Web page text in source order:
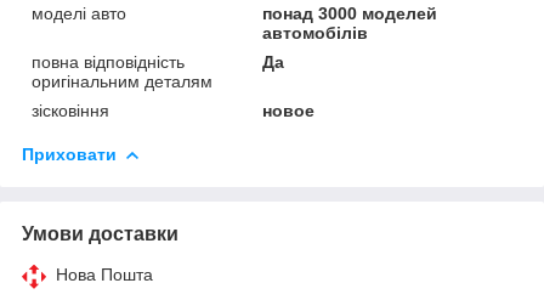
моделі авто
понад 3000 моделей
автомобілів
повна відповідність
оригінальним деталям
Да
зісковіння новое
Приховати
Умови доставки
Нова Пошта